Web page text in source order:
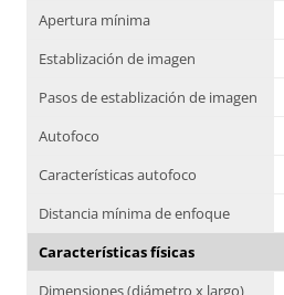
Apertura mínima
Establización de imagen
Pasos de establización de imagen
Autofoco
Características autofoco
Distancia mínima de enfoque
Características físicas
Dimensiones (diámetro x largo)